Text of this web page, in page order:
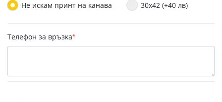
Не искам принт на канава
30x42 (+40 лв)
Телефон за връзка*